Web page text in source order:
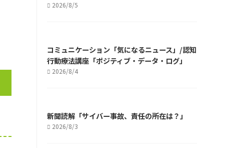
2026/8/5
コミュニケーション「気になるニュース」/認知
行動療法講座「ポジティブ・データ・ログ」
2026/8/4
新聞読解「サイバー事故、責任の所在は？」
2026/8/3